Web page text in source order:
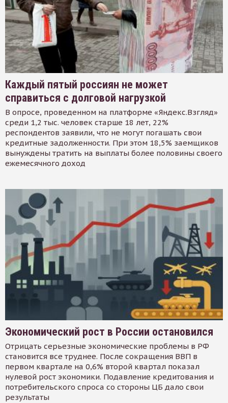
Каждый пятый россиян не может
справиться с долговой нагрузкой
В опросе, проведенном на платформе «Яндекс.Взгляд»
среди 1,2 тыс. человек старше 18 лет, 22%
респондентов заявили, что не могут погашать свои
кредитные задолженности. При этом 18,5% заемщиков
вынуждены тратить на выплаты более половины своего
ежемесячного доход
Экономический рост в России остановился
Отрицать серьезные экономические проблемы в РФ
становится все труднее. После сокращения ВВП в
первом квартале на 0,6% второй квартал показал
нулевой рост экономики. Подавление кредитования и
потребительского спроса со стороны ЦБ дало свои
результаты